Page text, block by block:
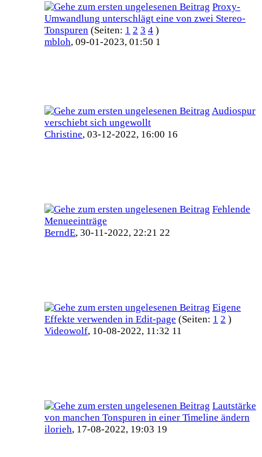
Proxy-
Umwandlung unterschlägt eine von zwei Stereo-
Tonspuren (Seiten: 1 2 3 4 )
mbloh, 09-01-2023, 01:50 1
Audiospur
verschiebt sich ungewollt
Christine, 03-12-2022, 16:00 16
Fehlende
Menueeinträge
BerndE, 30-11-2022, 22:21 22
Eigene
Effekte verwenden in Edit-page (Seiten: 1 2 )
Videowolf, 10-08-2022, 11:32 11
Lautstärke
von manchen Tonspuren in einer Timeline ändern
ilorieh, 17-08-2022, 19:03 19